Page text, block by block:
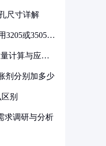
尺寸详解
3205或3505代
计算与应用
剂分别加多少
别
求调研与分析